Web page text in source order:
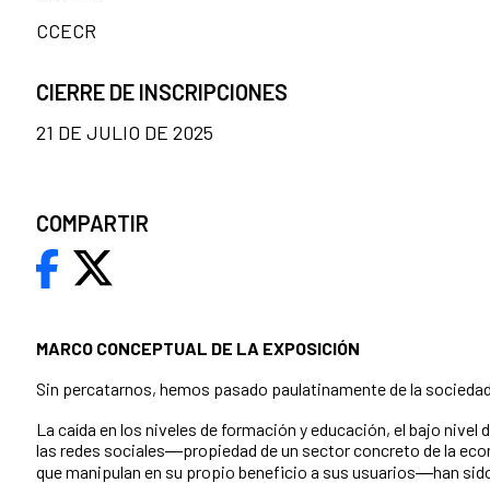
MARCO CONCEPTUAL DE LA EXPOSICIÓN
Sin percatarnos, hemos pasado paulatinamente de la
La caída en los niveles de formación y educación, el bajo
las redes sociales―propiedad de un sector concreto de la
que manipulan en su propio beneficio a sus usuarios―han
CCECR
CIERRE DE INSCRIPCIONES
21 DE JULIO DE 2025
COMPARTIR